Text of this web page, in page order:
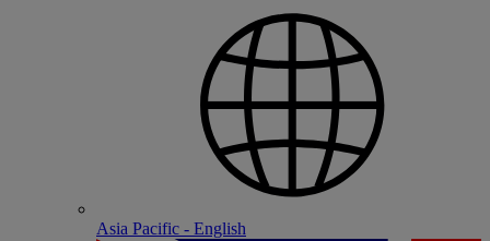
Asia Pacific - English